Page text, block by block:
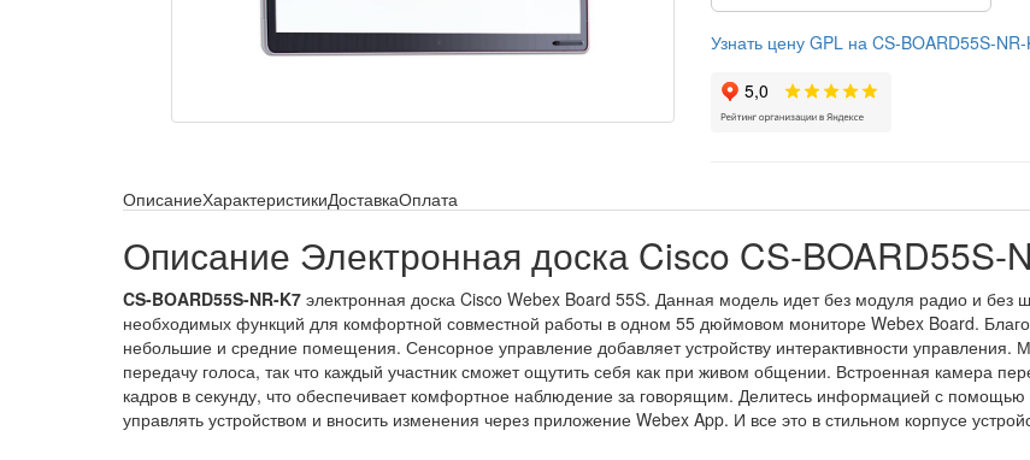
Узнать цену GPL на CS-BOARD55S-
ОписаниеХарактеристикиДоставкаОплата
Описание Электронная доска Cisco CS-BOARD55S-
CS-BOARD55S-NR-K7 электронная доска Cisco Webex Board 55S. Данная модель идет без модуля радио и без
необходимых функций для комфортной совместной работы в одном 55 дюймовом мониторе Webex Board.
небольшие и средние помещения. Сенсорное управление добавляет устройству интерактивности
передачу голоса, так что каждый участник сможет ощутить себя как при живом общении. Встроенная камера
кадров в секунду, что обеспечивает комфортное наблюдение за говорящим. Делитесь информацией с
управлять устройством и вносить изменения через приложение Webex App. И все это в стильном корпусе